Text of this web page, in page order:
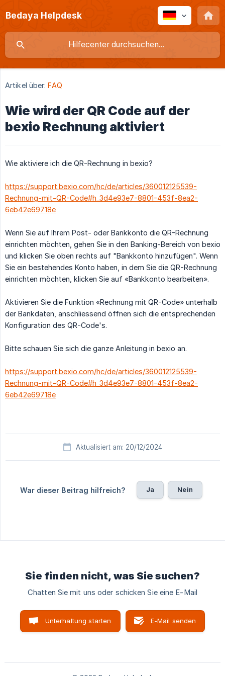
Bedaya Helpdesk
Artikel über: FAQ
Wie wird der QR Code auf der
bexio Rechnung aktiviert
Wie aktiviere ich die QR-Rechnung in bexio?
https://support.bexio.com/hc/de/articles/360012125539-
Rechnung-mit-QR-Code#h_3d4e93e7-8801-453f-8ea2-
6eb42e69718e
Wenn Sie auf Ihrem Post- oder Bankkonto die QR-Rechnung
einrichten möchten, gehen Sie in den Banking-Bereich von bexio
und klicken Sie oben rechts auf "Bankkonto hinzufügen". Wenn
Sie ein bestehendes Konto haben, in dem Sie die QR-Rechnung
einrichten möchten, klicken Sie auf «Bankkonto bearbeiten».
Aktivieren Sie die Funktion «Rechnung mit QR-Code» unterhalb
der Bankdaten, anschliessend öffnen sich die entsprechenden
Konfiguration des QR-Code's.
Bitte schauen Sie sich die ganze Anleitung in bexio an.
https://support.bexio.com/hc/de/articles/360012125539-
Rechnung-mit-QR-Code#h_3d4e93e7-8801-453f-8ea2-
6eb42e69718e
Aktualisiert am: 20/12/2024
War dieser Beitrag hilfreich? Ja Nein
Sie finden nicht, was Sie suchen?
Chatten Sie mit uns oder schicken Sie eine E-Mail
Unterhaltung starten E-Mail senden